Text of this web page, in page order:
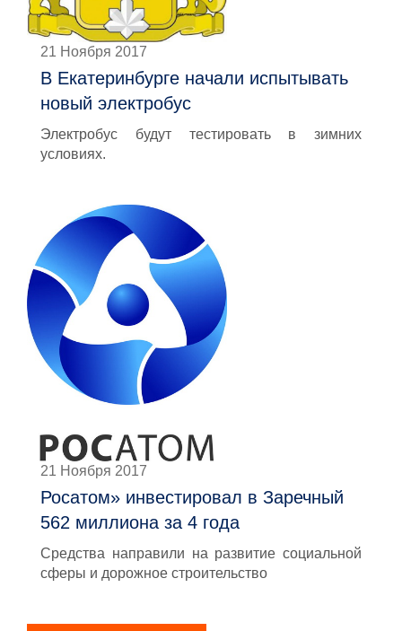
21 Ноября 2017
В Екатеринбурге начали испытывать
новый электробус
Электробус будут тестировать в зимних
условиях.
21 Ноября 2017
Росатом» инвестировал в Заречный
562 миллиона за 4 года
Средства направили на развитие социальной
сферы и дорожное строительство